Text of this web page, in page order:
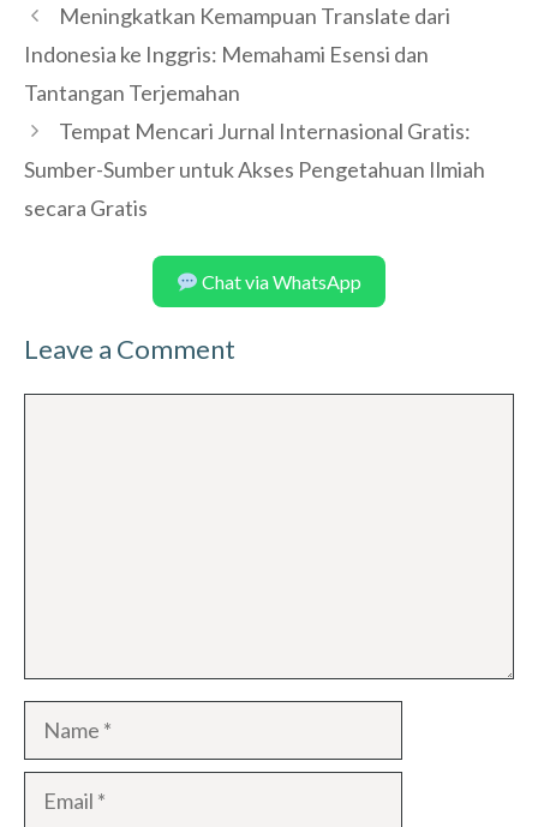
Meningkatkan Kemampuan Translate dari
Indonesia ke Inggris: Memahami Esensi dan
Tantangan Terjemahan
Tempat Mencari Jurnal Internasional Gratis:
Sumber-Sumber untuk Akses Pengetahuan Ilmiah
secara Gratis
Chat via WhatsApp
Leave a Comment
Name
Email